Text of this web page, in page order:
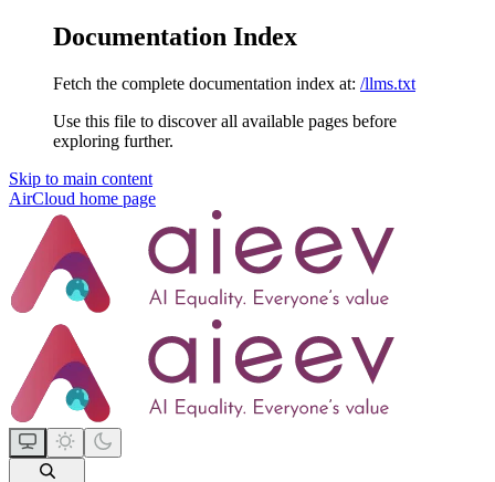
Documentation Index
Fetch the complete documentation index at: /llms.txt
Use this file to discover all available pages before
exploring further.
Skip to main content
AirCloud home page